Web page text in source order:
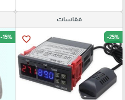
فقاسات
favorite_border -25%
-15%